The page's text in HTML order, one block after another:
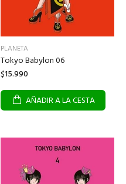
PLANETA
Tokyo Babylon 06
$15.990
AÑADIR A LA CESTA